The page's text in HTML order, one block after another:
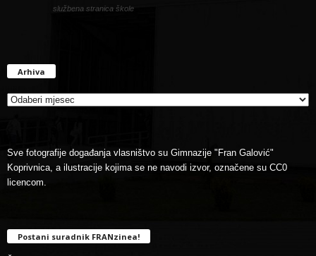
službena stranica škole
Arhiva
Sve fotografije događanja vlasništvo su Gimnazije "Fran Galović"
Koprivnica, a ilustracije kojima se ne navodi izvor, označene su CC0
licencom.
Postani suradnik FRANzinea!